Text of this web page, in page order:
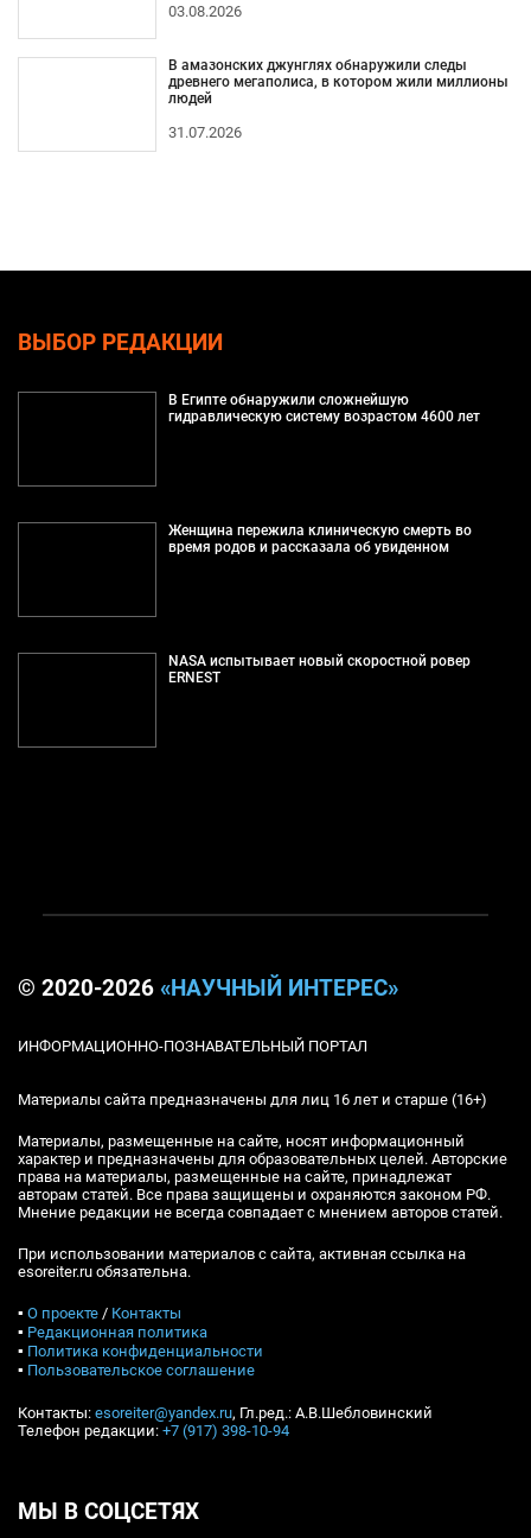
03.08.2026
В амазонских джунглях обнаружили следы
древнего мегаполиса, в котором жили миллионы
людей
31.07.2026
ВЫБОР РЕДАКЦИИ
В Египте обнаружили сложнейшую
гидравлическую систему возрастом 4600 лет
Женщина пережила клиническую смерть во
время родов и рассказала об увиденном
NASA испытывает новый скоростной ровер
ERNEST
© 2020-2026 «НАУЧНЫЙ ИНТЕРЕС»
ИНФОРМАЦИОННО-ПОЗНАВАТЕЛЬНЫЙ ПОРТАЛ
Материалы сайта предназначены для лиц 16 лет и старше (16+)
Материалы, размещенные на сайте, носят информационный
характер и предназначены для образовательных целей. Авторские
права на материалы, размещенные на сайте, принадлежат
авторам статей. Все права защищены и охраняются законом РФ.
Мнение редакции не всегда совпадает с мнением авторов статей.
При использовании материалов с сайта, активная ссылка на
esoreiter.ru обязательна.
▪ О проекте / Контакты
▪ Редакционная политика
▪ Политика конфиденциальности
▪ Пользовательское соглашение
Контакты: esoreiter@yandex.ru, Гл.ред.: А.В.Шебловинский
Телефон редакции: +7 (917) 398-10-94
МЫ В СОЦСЕТЯХ